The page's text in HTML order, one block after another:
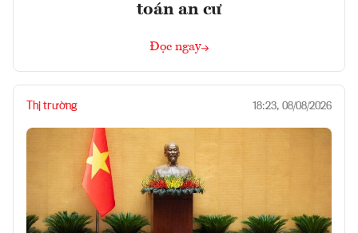
toán an cư
Đọc ngay
Thị trường 18:23, 08/08/2026